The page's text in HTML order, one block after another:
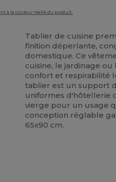
à la couleur réelle du produit.
Tablier de cuisine
finition déperlante,
domestique. Ce
cuisine, le jardinage ou
confort et respirabilité
tablier est un support
uniformes d'hôtellerie
vierge pour un usage
conception réglable
65x90 cm.